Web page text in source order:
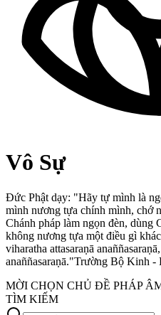
Vô Sự
Đức Phật dạy: "Hãy tự mình là
mình nương tựa chính mình, chớ
Chánh pháp làm ngọn đèn, dùng
không nương tựa một điều gì
viharatha attasaraṇā
anaññasaraṇā."Trường Bộ Kinh -
MỜI CHỌN CHỦ ĐỀ PHÁP
TÌM KIẾM